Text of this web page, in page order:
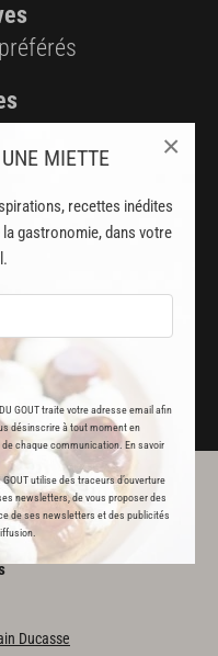
MIETTE
recettes inédites
gastronomie, dans votre
GOUT traite votre adresse email afin
désinscrire à tout moment en
chaque communication. En savoir
utilise des traceurs d’ouverture
newsletters, de vous proposer des
de ses newsletters et des publicités
×
CONNECTE
VOUS
Ducasse